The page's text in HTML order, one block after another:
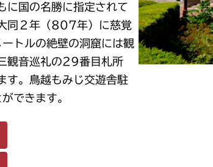
に国の名勝に指定されて
同２年（807年）に慈覚
トルの絶壁の洞窟には観
観音巡礼の29番目札所
す。鳥越もみじ交遊舎駐
できます。